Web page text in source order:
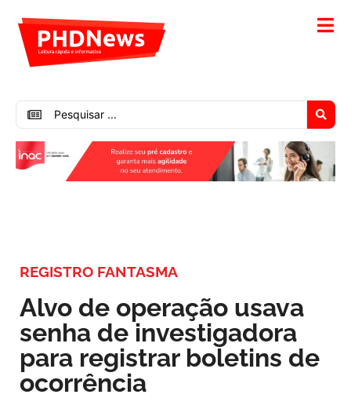
REGISTRO FANTASMA
Alvo de operação usava
senha de investigadora
para registrar boletins de
ocorrência